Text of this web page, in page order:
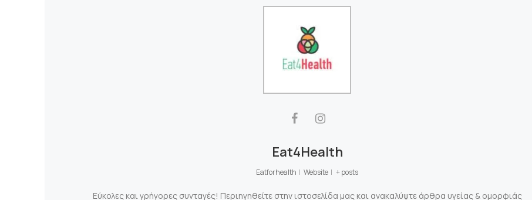
Eat4Health
Eatforhealth | Website | + posts
Εύκολες και γρήγορες συνταγές! Περιηγηθείτε στην ιστοσελίδα μας και ανακαλύψτε άρθρα υγείας & ομορφιάς